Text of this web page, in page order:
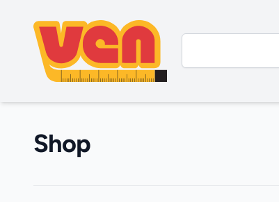
Shop